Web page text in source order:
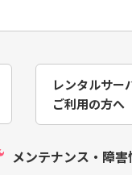
レンタルサー
ご利用の方へ
メンテナンス・障害